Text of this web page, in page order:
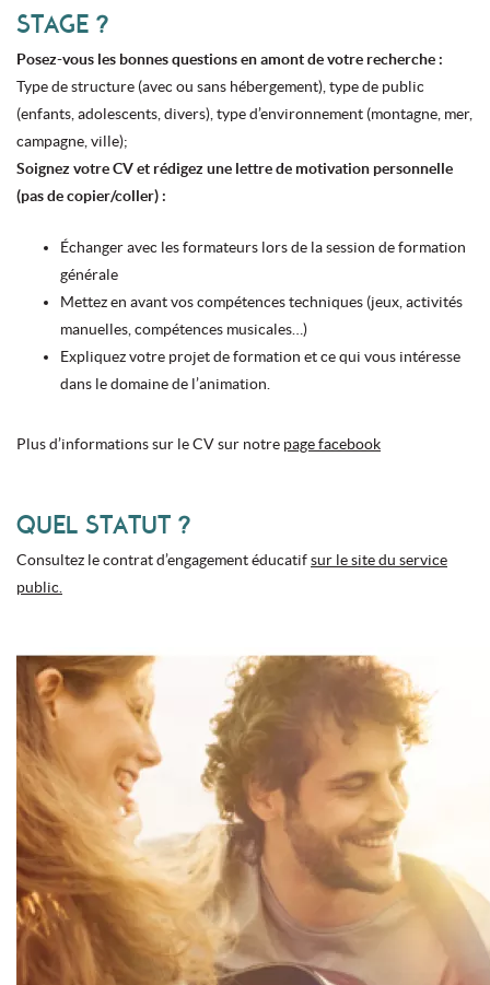
STAGE ?
Posez-vous les bonnes questions en amont de votre recherche :
Type de structure (avec ou sans hébergement), type de public
(enfants, adolescents, divers), type d’environnement (montagne, mer,
campagne, ville);
Soignez votre CV et rédigez une lettre de motivation personnelle
(pas de copier/coller) :
Échanger avec les formateurs lors de la session de formation
générale
Mettez en avant vos compétences techniques (jeux, activités
manuelles, compétences musicales…)
Expliquez votre projet de formation et ce qui vous intéresse
dans le domaine de l’animation.
Plus d’informations sur le CV sur notre page facebook
QUEL STATUT ?
Consultez le contrat d’engagement éducatifsur le site du service
public.